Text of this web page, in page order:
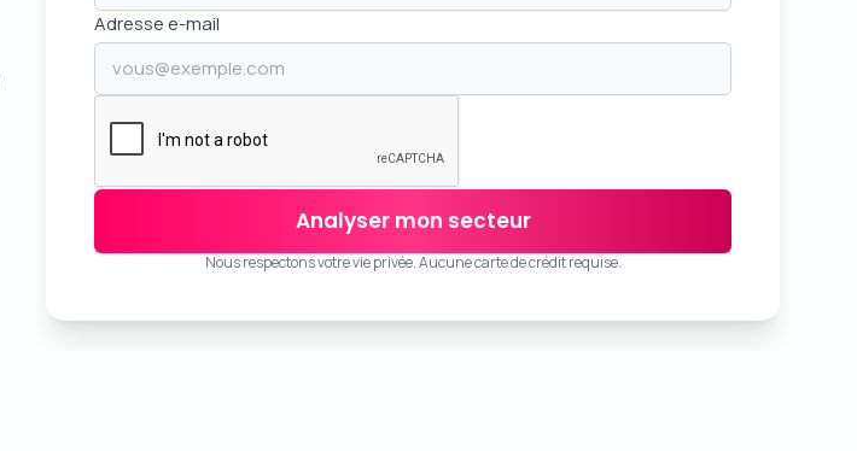
Adresse e-mail
Analyser mon secteur
Nous respectons votre vie privée. Aucune carte de crédit requise.